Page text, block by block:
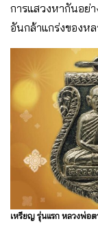
การแสวงหากันอย่
อันกล้าแกร่งของห
เหรียญ รุ่นแรก หลวงพ่อ